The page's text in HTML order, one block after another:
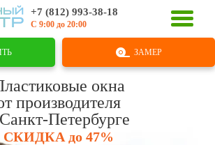
+7 (812) 993-38-18
С 9:00 до 20:00
ЗАМЕР
окна
производителя
Петербурге
СКИДКА до 47%